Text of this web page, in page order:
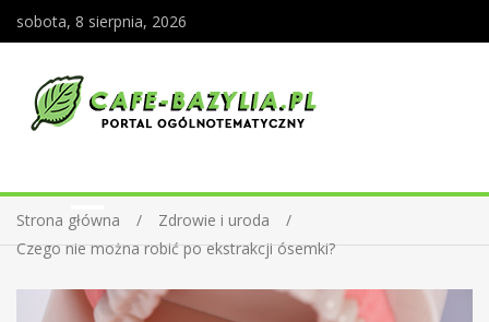
sobota, 8 sierpnia, 2026
Strona główna
Zdrowie i uroda
Czego nie można robić po ekstrakcji ósemki?